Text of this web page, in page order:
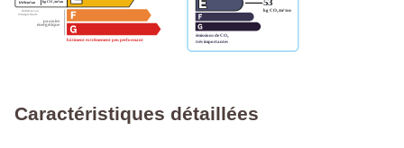
Caractéristiques détaillées